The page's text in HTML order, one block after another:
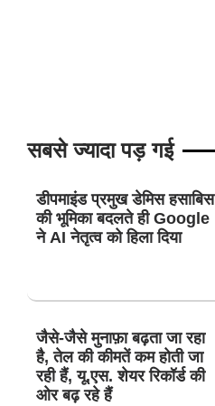
सबसे ज्यादा पड़ गई
डीपमाइंड प्रमुख डेमिस हसाबिस
की भूमिका बदलते ही Google
ने AI नेतृत्व को हिला दिया
जैसे-जैसे मुनाफ़ा बढ़ता जा रहा
है, तेल की कीमतें कम होती जा
रही हैं, यू.एस. शेयर रिकॉर्ड की
ओर बढ़ रहे हैं